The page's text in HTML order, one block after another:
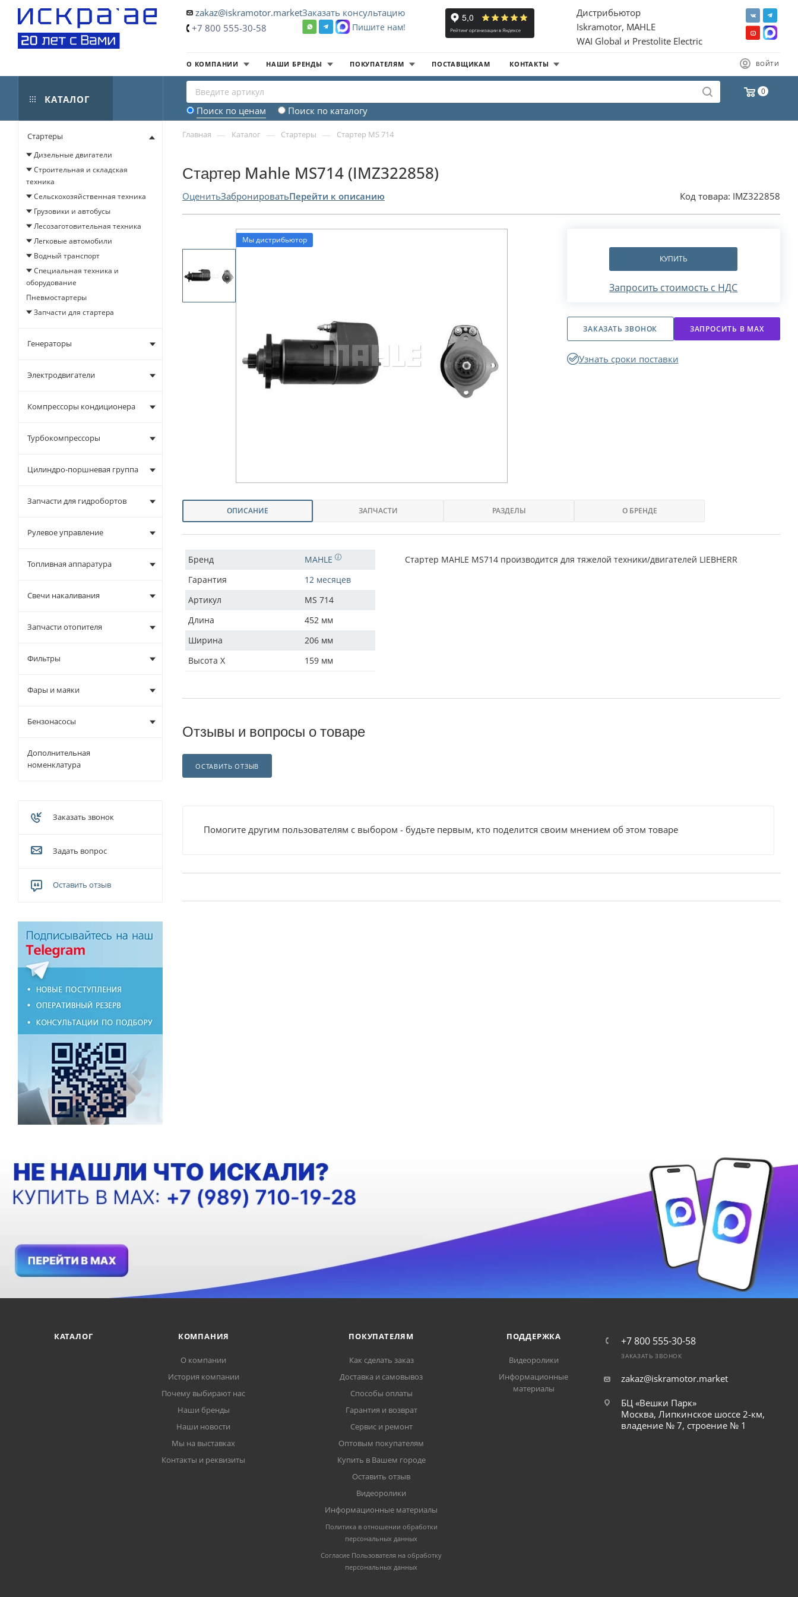
zakaz@iskramotor.market
+7 800 555-30-58
Заказать консультацию
Пишите нам!
Дистрибьютор
Iskramotor, MAHLE
WAI Global и Prestolite Electric
ВОЙТИ
О КОМПАНИИ НАШИ БРЕНДЫ ПОКУПАТЕЛЯМ ПОСТАВЩИКАМ КОНТАКТЫ
0
КАТАЛОГ
Поиск по ценам Поиск по каталогу
Главная — Каталог — Стартеры — Стартер MS 714
Стартер Mahle MS714 (IMZ322858)
ОценитьЗабронироватьПерейти к описанию Код товара: IMZ322858
Мы дистрибьютор
КУПИТЬ
Запросить стоимость с НДС
ЗАКАЗАТЬ ЗВОНОК ЗАПРОСИТЬ В МАХ
Узнать сроки поставки
ОПИСАНИЕ ЗАПЧАСТИ РАЗДЕЛЫ О БРЕНДЕ
Бренд
MAHLE
Гарантия
12 месяцев
Артикул
MS 714
Длина
452 мм
Ширина
206 мм
Высота X
159 мм
Стартер MAHLE MS714 производится для тяжелой техники/двигателей LIEBHERR
Отзывы и вопросы о товаре
ОСТАВИТЬ ОТЗЫВ
Помогите другим пользователям с выбором - будьте первым, кто поделится своим мнением об этом товаре
Стартеры
Дизельные двигатели
Строительная и складская
техника
Сельскохозяйственная техника
Грузовики и автобусы
Лесозаготовительная техника
Легковые автомобили
Водный транспорт
Специальная техника и
оборудование
Пневмостартеры
Запчасти для стартера
Генераторы
Электродвигатели
Компрессоры кондиционера
Турбокомпрессоры
Цилиндро-поршневая группа
Запчасти для гидробортов
Рулевое управление
Топливная аппаратура
Свечи накаливания
Запчасти отопителя
Фильтры
Фары и маяки
Бензонасосы
Дополнительная
номенклатура
Заказать звонок
Задать вопрос
Оставить отзыв
КАТАЛОГ КОМПАНИЯ
О компании
История компании
Почему выбирают нас
Наши бренды
Наши новости
Мы на выставках
Контакты и реквизиты
ПОКУПАТЕЛЯМ
Как сделать заказ
Доставка и самовывоз
Способы оплаты
Гарантия и возврат
Сервис и ремонт
Оптовым покупателям
Купить в Вашем городе
Оставить отзыв
Видеоролики
Информационные материалы
Политика в отношении обработки
персональных данных
Согласие Пользователя на обработку
персональных данных
ПОДДЕРЖКА
Видеоролики
Информационные
материалы
+7 800 555-30-58
ЗАКАЗАТЬ ЗВОНОК
zakaz@iskramotor.market
БЦ «Вешки Парк»
Москва, Липкинское шоссе 2-км,
владение № 7, строение № 1